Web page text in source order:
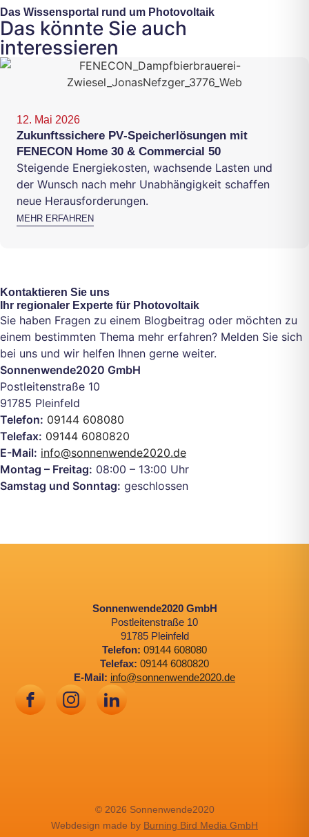
Das Wissensportal rund um Photovoltaik
Das könnte Sie auch
interessieren
12. Mai 2026
Zukunftssichere PV‑Speicherlösungen mit
FENECON Home 30 & Commercial 50
Steigende Energiekosten, wachsende Lasten und
der Wunsch nach mehr Unabhängigkeit schaffen
neue Herausforderungen.
MEHR ERFAHREN
Kontaktieren Sie uns
Ihr regionaler Experte für Photovoltaik
Sie haben Fragen zu einem Blogbeitrag oder möchten zu
einem bestimmten Thema mehr erfahren? Melden Sie sich
bei uns und wir helfen Ihnen gerne weiter.
Sonnenwende2020 GmbH
Postleitenstraße 10
91785 Pleinfeld
Telefon: 09144 608080
Telefax: 09144 6080820
E-Mail: info@sonnenwende2020.de
Montag – Freitag: 08:00 – 13:00 Uhr
Samstag und Sonntag: geschlossen
Sonnenwende2020 GmbH
Postleitenstraße 10
91785 Pleinfeld
Telefon: 09144 608080
Telefax: 09144 6080820
E-Mail: info@sonnenwende2020.de
© 2026 Sonnenwende2020
Webdesign made by Burning Bird Media GmbH